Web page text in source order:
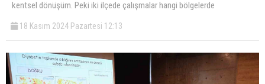
kentsel dönüşüm. Peki iki ilçede çalışmalar hangi bölgelerde
18 Kasım 2024 Pazartesi 12:13